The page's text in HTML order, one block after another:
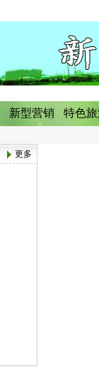
新型营销 特色
更多